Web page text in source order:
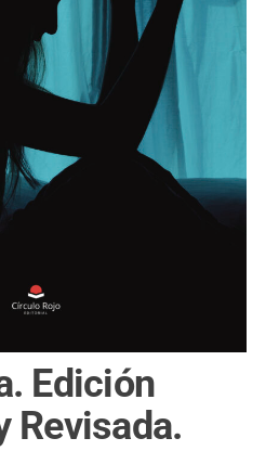
Edición
Revisada.